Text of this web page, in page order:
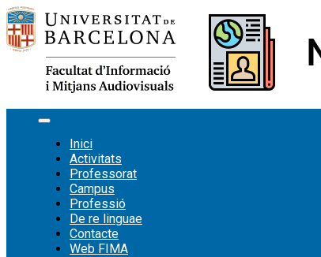
Vés
al
contingut
Inici
Activitats
Professorat
Campus
Professió
De re linguae
Contacte
Web FIMA